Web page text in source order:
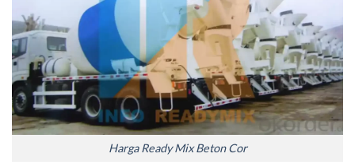
Harga Ready Mix Beton Cor